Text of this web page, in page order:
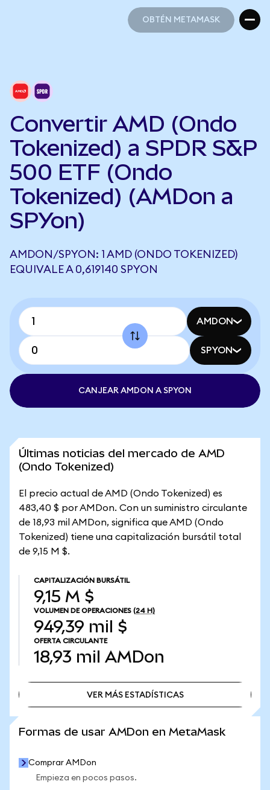
OBTÉN METAMASK
Convertir AMD (Ondo
Tokenized) a SPDR S&P
500 ETF (Ondo
Tokenized) (AMDon a
SPYon)
AMDON/SPYON: 1 AMD (ONDO TOKENIZED)
EQUIVALE A 0,619140 SPYON
AMDON
SPYON
CANJEAR AMDON A SPYON
Últimas noticias del mercado de AMD
(Ondo Tokenized)
El precio actual de AMD (Ondo Tokenized) es
483,40 $ por AMDon. Con un suministro circulante
de 18,93 mil AMDon, significa que AMD (Ondo
Tokenized) tiene una capitalización bursátil total
de 9,15 M $.
CAPITALIZACIÓN BURSÁTIL
9,15 M $
VOLUMEN DE OPERACIONES (24 H)
949,39 mil $
OFERTA CIRCULANTE
18,93 mil AMDon
VER MÁS ESTADÍSTICAS
Formas de usar AMDon en MetaMask
Comprar AMDon
Empieza en pocos pasos.